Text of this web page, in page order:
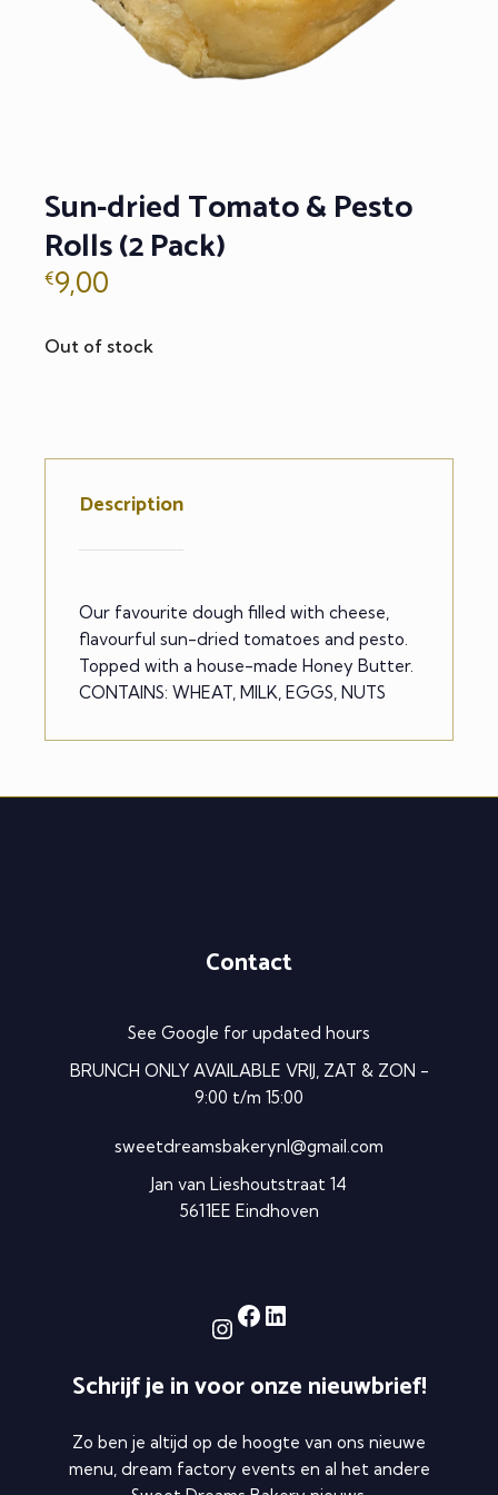
Sun-dried Tomato & Pesto
Rolls (2 Pack)
€9,00
Out of stock
Description
Our favourite dough filled with cheese,
flavourful sun-dried tomatoes and pesto.
Topped with a house-made Honey Butter.
CONTAINS: WHEAT, MILK, EGGS, NUTS
Contact
See Google for updated hours
BRUNCH ONLY AVAILABLE VRIJ, ZAT & ZON -
9:00 t/m 15:00
sweetdreamsbakerynl@gmail.com
Jan van Lieshoutstraat 14
5611EE Eindhoven
Instagram
Facebook
LinkedIn
Schrijf je in voor onze nieuwbrief!
Zo ben je altijd op de hoogte van ons nieuwe
menu, dream factory events en al het andere